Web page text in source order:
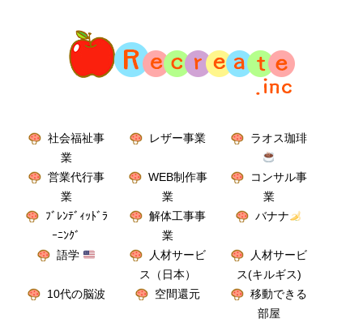
社会福祉事
業
レザー事業 ラオス珈琲
営業代行事
業
WEB制作事
業
コンサル事
業
ﾌﾞﾚﾝﾃﾞｨｯﾄﾞﾗ
ｰﾆﾝｸﾞ
解体工事事
業
バナナ
語学
人材サービ
ス（日本）
人材サービ
ス(キルギス)
10代の脳波
空間還元
移動できる
部屋